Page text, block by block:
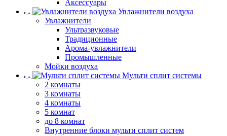
Аксессуары
Увлажнители воздуха
Увлажнители
Ультразвуковые
Традиционные
Арома-увлажнители
Промышленные
Мойки воздуха
Мульти сплит системы
2 комнаты
3 комнаты
4 комнаты
5 комнат
до 8 комнат
Внутренние блоки мульти сплит систем